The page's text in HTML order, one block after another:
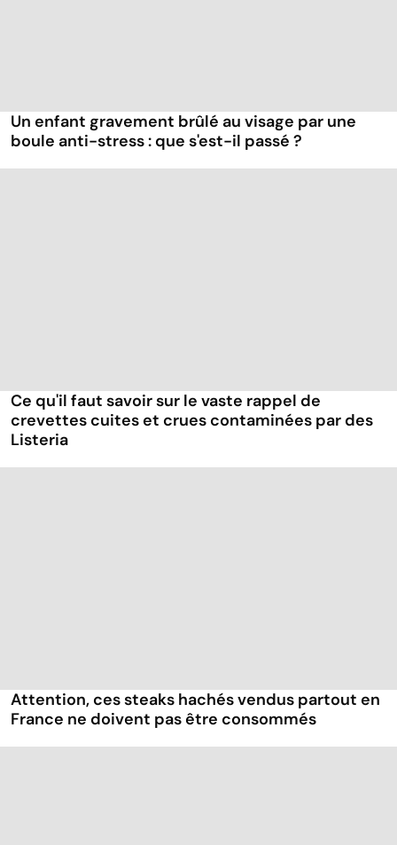
Un enfant gravement brûlé au visage par une
boule anti-stress : que s'est-il passé ?
Ce qu'il faut savoir sur le vaste rappel de
crevettes cuites et crues contaminées par des
Listeria
Attention, ces steaks hachés vendus partout en
France ne doivent pas être consommés